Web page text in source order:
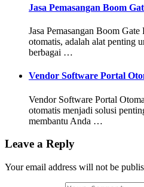
Jasa Pemasangan Boom
Jasa Pemasangan Boom
otomatis, adalah alat penting
berbagai …
Vendor Software Portal
Vendor Software Portal
otomatis menjadi solusi
membantu Anda …
Leave a Reply
Your email address will not be